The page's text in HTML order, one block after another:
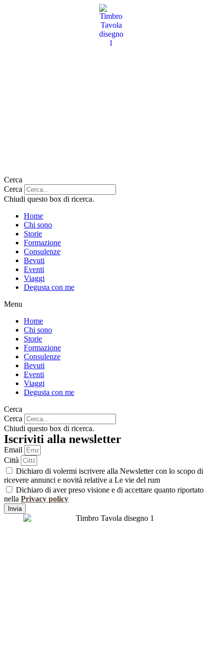
Cerca
Cerca
Chiudi questo box di ricerca.
Home
Chi sono
Storie
Formazione
Consulenze
Bevuti
Eventi
Viaggi
Degusta con me
Menu
Home
Chi sono
Storie
Formazione
Consulenze
Bevuti
Eventi
Viaggi
Degusta con me
Cerca
Cerca
Chiudi questo box di ricerca.
Iscriviti alla newsletter
Email
Città
Dichiaro di volermi iscrivere alla Newsletter con lo scopo di
ricevere annunci e novità relative a Le vie del rum
Dichiaro di aver preso visione e di accettare quanto riportato
nella Privacy policy
Invia